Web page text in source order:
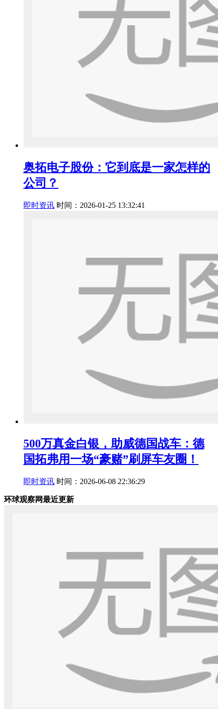
奥拓电子股份：它到底是一家怎样的
公司？
即时资讯 时间：2026-01-25 13:32:41
500万真金白银，助威德国战车：德
国拓弗用一场“豪赌”刷屏车友圈！
即时资讯 时间：2026-06-08 22:36:29
环球观察网最近更新